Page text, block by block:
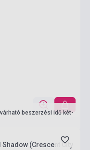
beszerzési idő két-
(Crescent City